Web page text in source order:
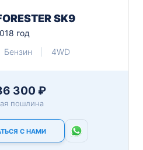
SK9
год
Бензин 4WD
300 ₽
пошлина
С НАМИ